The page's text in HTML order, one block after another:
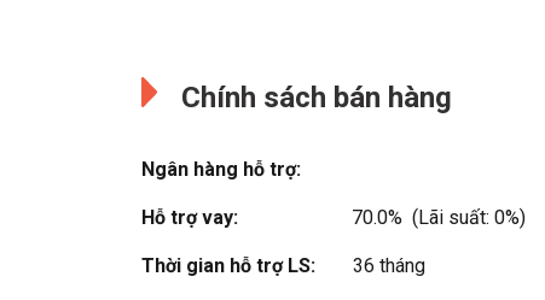
Chính sách bán hàng
Ngân hàng hỗ trợ:
Hỗ trợ vay: 70.0%  (Lãi suất: 0%)
Thời gian hỗ trợ LS: 36 tháng